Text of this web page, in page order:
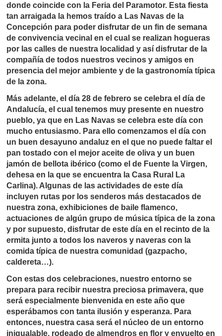
donde coincide con la Feria del Paramotor. Esta fiesta
tan arraigada la hemos traído a Las Navas de la
Concepción para poder disfrutar de un fin de semana
de convivencia vecinal en el cual se realizan hogueras
por las calles de nuestra localidad y así disfrutar de la
compañía de todos nuestros vecinos y amigos en
presencia del mejor ambiente y de la gastronomía típica
de la zona.
Más adelante, el día 28 de febrero se celebra el día de
Andalucía, el cual tenemos muy presente en nuestro
pueblo, ya que en Las Navas se celebra este día con
mucho entusiasmo. Para ello comenzamos el día con
un buen desayuno andaluz en el que no puede faltar el
pan tostado con el mejor aceite de oliva y un buen
jamón de bellota ibérico (como el de Fuente la Virgen,
dehesa en la que se encuentra la Casa Rural La
Carlina). Algunas de las actividades de este día
incluyen rutas por los senderos más destacados de
nuestra zona, exhibiciones de baile flamenco,
actuaciones de algún grupo de música típica de la zona
y por supuesto, disfrutar de este día en el recinto de la
ermita junto a todos los naveros y naveras con la
comida típica de nuestra comunidad (gazpacho,
caldereta…).
Con estas dos celebraciones, nuestro entorno se
prepara para recibir nuestra preciosa primavera, que
será especialmente bienvenida en este año que
esperábamos con tanta ilusión y esperanza. Para
entonces, nuestra casa será el núcleo de un entorno
inigualable, rodeado de almendros en flor y envuelto en